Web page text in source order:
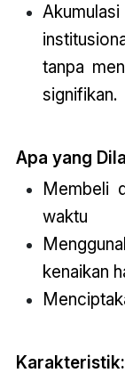
tanpa
signifikan.
Apa yang
Membeli
waktu
kenaikan
Karakteristik: